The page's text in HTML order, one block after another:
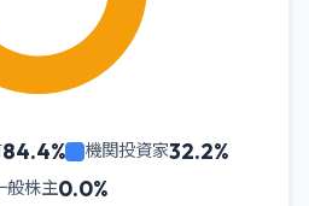
84.4% 機関投資家32.2%
般株主0.0%